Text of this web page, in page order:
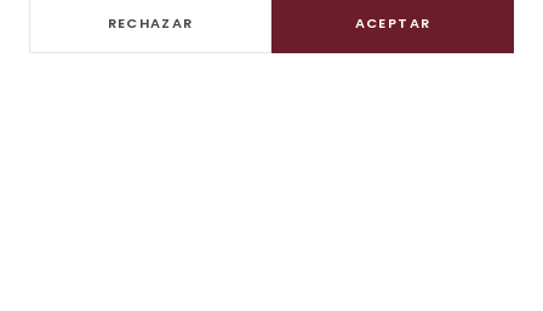
Achaval Ferrer
: pioneros en Malbecs de parcela
única.
RECHAZAR ACEPTAR